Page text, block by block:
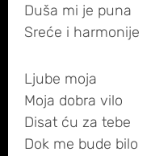
Duša mi je puna
Sreće i harmonije
Ljube moja
Moja dobra vilo
Disat ću za tebe
Dok me bude bilo